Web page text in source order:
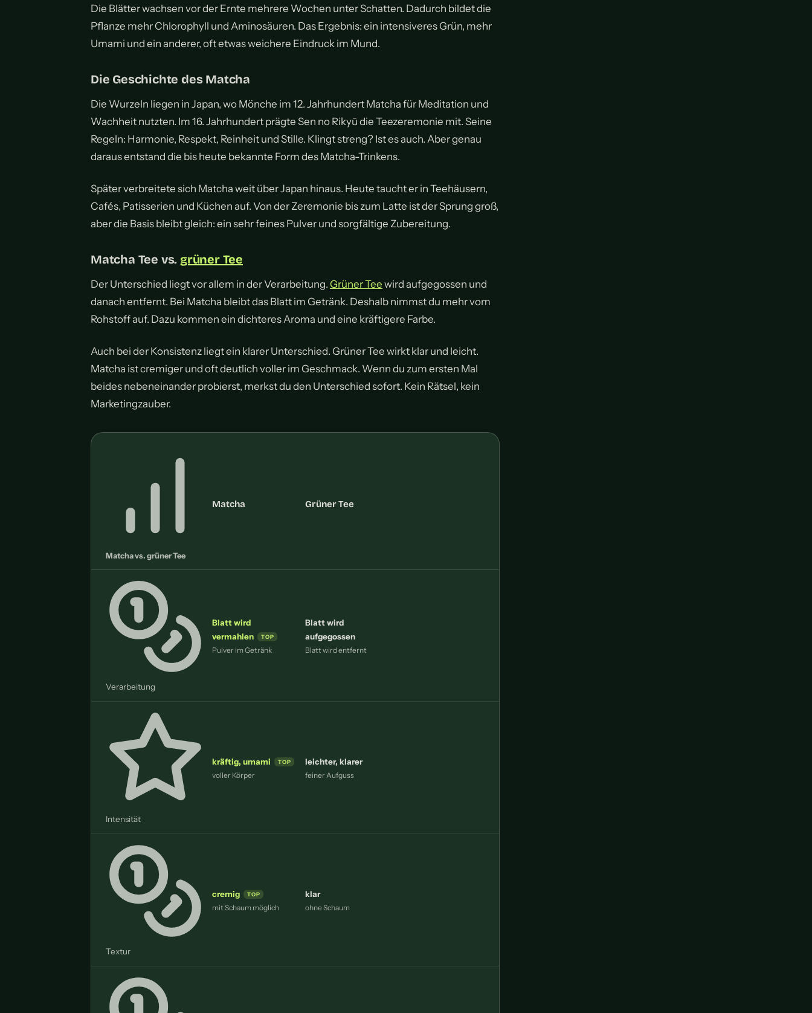
Die Blätter wachsen vor der Ernte mehrere Wochen unter Schatten. Dadurch bildet die
Pflanze mehr Chlorophyll und Aminosäuren. Das Ergebnis: ein intensiveres Grün, mehr
Umami und ein anderer, oft etwas weichere Eindruck im Mund.
Die Geschichte des Matcha
Die Wurzeln liegen in Japan, wo Mönche im 12. Jahrhundert Matcha für Meditation und
Wachheit nutzten. Im 16. Jahrhundert prägte Sen no Rikyū die Teezeremonie mit. Seine
Regeln: Harmonie, Respekt, Reinheit und Stille. Klingt streng? Ist es auch. Aber genau
daraus entstand die bis heute bekannte Form des Matcha-Trinkens.
Später verbreitete sich Matcha weit über Japan hinaus. Heute taucht er in Teehäusern,
Cafés, Patisserien und Küchen auf. Von der Zeremonie bis zum Latte ist der Sprung groß,
aber die Basis bleibt gleich: ein sehr feines Pulver und sorgfältige Zubereitung.
Matcha Tee vs. grüner Tee
Der Unterschied liegt vor allem in der Verarbeitung. Grüner Tee wird aufgegossen und
danach entfernt. Bei Matcha bleibt das Blatt im Getränk. Deshalb nimmst du mehr vom
Rohstoff auf. Dazu kommen ein dichteres Aroma und eine kräftigere Farbe.
Auch bei der Konsistenz liegt ein klarer Unterschied. Grüner Tee wirkt klar und leicht.
Matcha ist cremiger und oft deutlich voller im Geschmack. Wenn du zum ersten Mal
beides nebeneinander probierst, merkst du den Unterschied sofort. Kein Rätsel, kein
Marketingzauber.
Matcha vs. grüner Tee
Matcha Grüner Tee
Verarbeitung
Blatt wird
vermahlen
Pulver im Getränk
Blatt wird
aufgegossen
Blatt wird entfernt
Intensität
kräftig, umami
voller Körper
leichter, klarer
feiner Aufguss
Textur
cremig
mit Schaum möglich
klar
ohne Schaum